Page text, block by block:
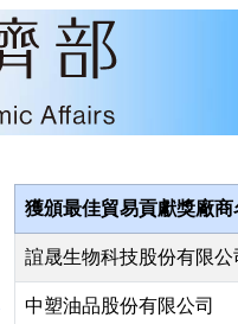
獲頒最佳貿易貢獻獎廠商
誼晟生物科技股份有限公
中塑油品股份有限公司